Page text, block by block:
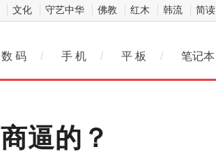
文化 守艺中华 佛教 红木 韩流 简读
数 码 / 手 机 / 平 板 / 笔记本
逼的？